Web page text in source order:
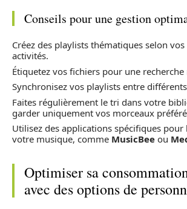
Conseils pour une gestion
Créez des playlists thématiques selon
activités.
Étiquetez vos fichiers pour une recherche
Synchronisez vos playlists entre
Faites régulièrement le tri dans votre
garder uniquement vos morceaux
Utilisez des applications spécifiques pour
votre musique, comme MusicBee ou
Optimiser sa
avec des options de